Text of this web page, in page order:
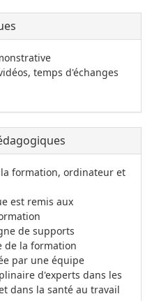
temps d'échanges
formation, ordinateur et
est remis aux
de supports
de la formation
par une équipe
d'experts dans les
dans la santé au travail